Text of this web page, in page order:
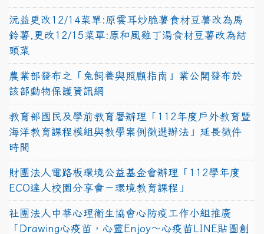
沅益更改12/14菜單:原雲耳炒脆薯食材豆薯改為馬
鈴薯,更改12/15菜單:原和風雞丁湯食材豆薯改為結
頭菜
農業部發布之「兔飼養與照顧指南」業公開發布於
該部動物保護資訊網
教育部國民及學前教育署辦理「112年度戶外教育暨
海洋教育課程模組與教學案例徵選辦法」延長徵件
時間
財團法人電路板環境公益基金會辦理「112學年度
ECO達人校園分享會－環境教育課程」
社團法人中華心理衛生協會心防疫工作小組推廣
「Drawing心疫苗，心靈Enjoy〜心疫苗LINE貼圖創